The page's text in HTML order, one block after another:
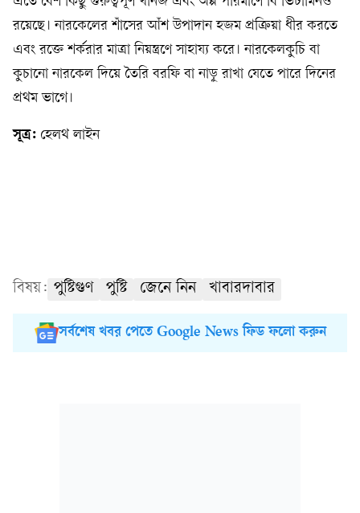
রয়েছে। নারকেলের শাঁসের আঁশ উপাদান হজম প্রক্রিয়া ধীর করতে
এবং রক্তে শর্করার মাত্রা নিয়ন্ত্রণে সাহায্য করে। নারকেলকুচি বা
কুচানো নারকেল দিয়ে তৈরি বরফি বা নাড়ু রাখা যেতে পারে দিনের
প্রথম ভাগে।
সূত্র: হেলথ লাইন
বিষয়: পুষ্টিগুণ পুষ্টি জেনে নিন খাবারদাবার
সর্বশেষ খবর পেতে Google News ফিড ফলো করুন